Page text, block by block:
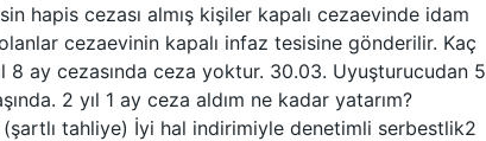
hapis cezası almış kişiler kapalı cezaevinde idam
cezaevinin kapalı infaz tesisine gönderilir. Kaç
8 ay cezasında ceza yoktur. 30.03. Uyuşturucudan 5
2 yıl 1 ay ceza aldım ne kadar yatarım?
tahliye) İyi hal indirimiyle denetimli serbestlik2